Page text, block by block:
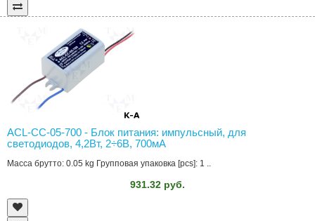
ACL-CC-05-700 - Блок питания: импульсный, для
светодиодов, 4,2Вт, 2÷6В, 700мА
Масса брутто: 0.05 kg Групповая упаковка [pcs]: 1 ..
931.32 руб.